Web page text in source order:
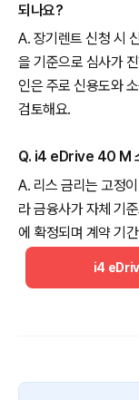
되나요?
A. 장기렌트 신청 시
을 기준으로 심사가
인은 주로 신용도와
검토해요.
Q. i4 eDrive 40 M
A. 리스 금리는 고정
라 금융사가 자체 기
에 확정되며 계약 기
i4